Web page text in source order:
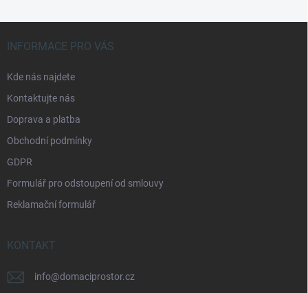
INFORMACE PRO VÁS
Kde nás najdete
Kontaktujte nás
Doprava a platba
Obchodní podmínky
GDPR
Formulář pro odstoupení od smlouvy
Reklamační formulář
KONTAKT
info@domaciprostor.cz